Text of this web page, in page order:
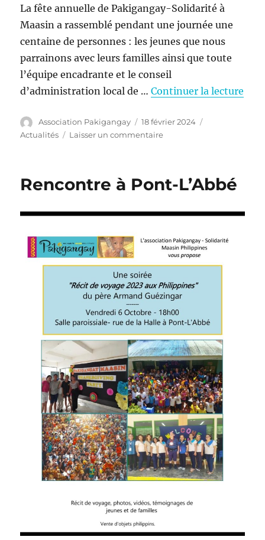
La fête annuelle de Pakigangay-Solidarité à
Maasin a rassemblé pendant une journée une
centaine de personnes : les jeunes que nous
parrainons avec leurs familles ainsi que toute
l’équipe encadrante et le conseil
d’administration local de …Continuer la lecture
Auteur
Association Pakigangay
Publié
le
18 février 2024
Actualités
Laisser un commentairesur
2023
Rencontre à Pont-L’Abbé